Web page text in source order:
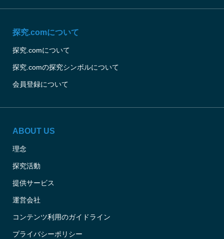
探究.comについて
探究.comについて
探究.comの探究シンボルについて
会員登録について
ABOUT US
理念
探究活動
提供サービス
運営会社
コンテンツ利用のガイドライン
プライバシーポリシー